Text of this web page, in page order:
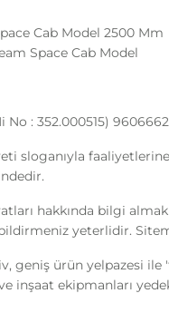
Cab Model 2500 Mm
Space Cab Model
No : 352.000515)
sloganıyla
hakkında bilgi
yeterlidir.
geniş ürün yelpazesi
inşaat ekipmanları